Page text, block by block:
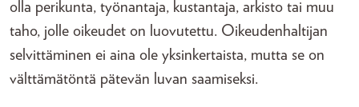
olla perikunta, työnantaja, kustantaja, arkisto tai muu
taho, jolle oikeudet on luovutettu. Oikeudenhaltijan
selvittäminen ei aina ole yksinkertaista, mutta se on
välttämätöntä pätevän luvan saamiseksi.